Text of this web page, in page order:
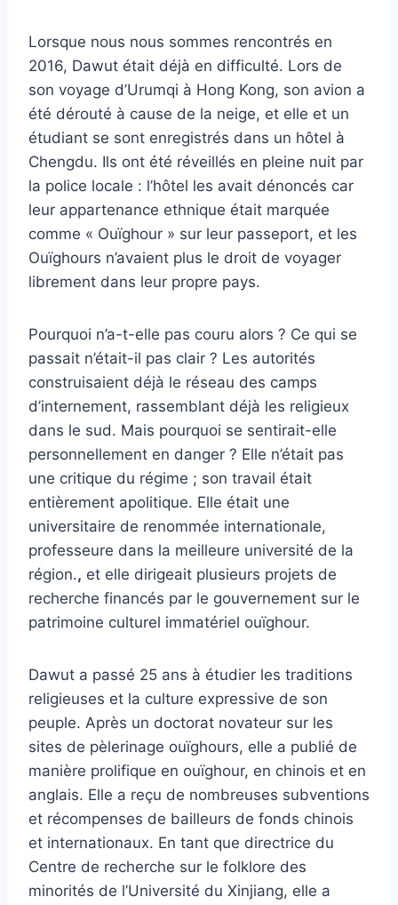
Lorsque nous nous sommes rencontrés en
2016, Dawut était déjà en difficulté. Lors de
son voyage d’Urumqi à Hong Kong, son avion a
été dérouté à cause de la neige, et elle et un
étudiant se sont enregistrés dans un hôtel à
Chengdu. Ils ont été réveillés en pleine nuit par
la police locale : l’hôtel les avait dénoncés car
leur appartenance ethnique était marquée
comme « Ouïghour » sur leur passeport, et les
Ouïghours n’avaient plus le droit de voyager
librement dans leur propre pays.
Pourquoi n’a-t-elle pas couru alors ? Ce qui se
passait n’était-il pas clair ? Les autorités
construisaient déjà le réseau des camps
d’internement, rassemblant déjà les religieux
dans le sud. Mais pourquoi se sentirait-elle
personnellement en danger ? Elle n’était pas
une critique du régime ; son travail était
entièrement apolitique. Elle était une
universitaire de renommée internationale,
professeure dans la meilleure université de la
région., et elle dirigeait plusieurs projets de
recherche financés par le gouvernement sur le
patrimoine culturel immatériel ouïghour.
Dawut a passé 25 ans à étudier les traditions
religieuses et la culture expressive de son
peuple. Après un doctorat novateur sur les
sites de pèlerinage ouïghours, elle a publié de
manière prolifique en ouïghour, en chinois et en
anglais. Elle a reçu de nombreuses subventions
et récompenses de bailleurs de fonds chinois
et internationaux. En tant que directrice du
Centre de recherche sur le folklore des
minorités de l’Université du Xinjiang, elle a